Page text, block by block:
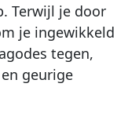
Terwijl je door
je ingewikkeld
tegen,
geurige